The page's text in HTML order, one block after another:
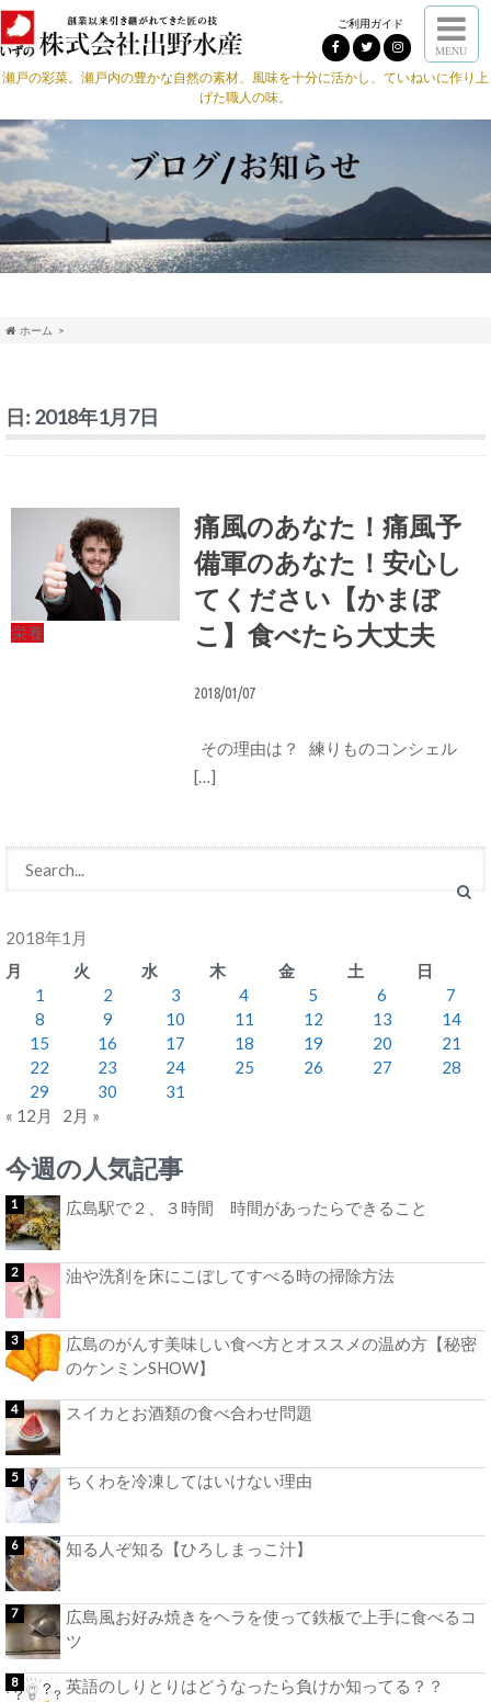
ご利用ガイド
MENU
瀬戸の彩菜。瀬戸内の豊かな自然の素材、風味を十分に活かし、ていねいに作り上
げた職人の味。
ホーム
日: 2018年1月7日
栄養
痛風のあなた！痛風予
備軍のあなた！安心し
てください【かまぼ
こ】食べたら大丈夫
2018/01/07
その理由は？ 練りものコンシェル
[…]
2018年1月
月
火 水 木 金 土
日
1
2 3 4 5 6
7
8
9 10 11 12 13
14
15
16 17 18 19 20
21
22
23 24 25 26 27
28
29
30
31
« 12月
2月 »
今週の人気記事
広島駅で２、３時間 時間があったらできること
油や洗剤を床にこぼしてすべる時の掃除方法
広島のがんす美味しい食べ方とオススメの温め方【秘密
のケンミンSHOW】
スイカとお酒類の食べ合わせ問題
ちくわを冷凍してはいけない理由
知る人ぞ知る【ひろしまっこ汁】
広島風お好み焼きをヘラを使って鉄板で上手に食べるコ
ツ
英語のしりとりはどうなったら負けか知ってる？？